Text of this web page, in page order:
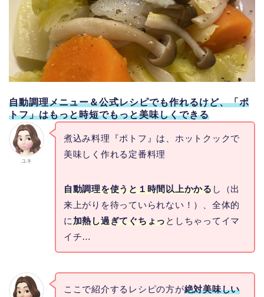
自動調理メニュー＆公式レシピでも作れるけど、「ポ
トフ」はもっと時短でもっと美味しくできる
ユキ
煮込み料理『ポトフ』は、ホットクックで
美味しく作れる定番料理
自動調理を使うと１時間以上かかる し（出
来上がりを待っていられない！）、全体的
に 加熱し過ぎてぐちょっ としちゃってイマ
イチ…
ここで紹介するレシピの方が絶対美味しい